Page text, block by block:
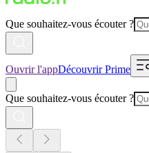
Que souhaitez-vous écouter ?
Ouvrir l'appDécouvrir Prime
Que souhaitez-vous écouter ?